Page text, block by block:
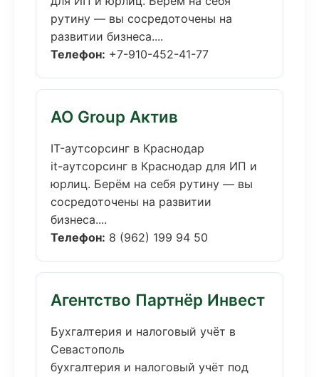
рутину — вы сосредоточены на
развитии бизнеса....
Телефон: +7-910-452-41-77
АО Group Актив
IT-аутсорсинг в Краснодар
it-аутсорсинг в Краснодар для ИП и
юрлиц. Берём на себя рутину — вы
сосредоточены на развитии
бизнеса....
Телефон: 8 (962) 199 94 50
Агентство Партнёр Инвест
Бухгалтерия и налоговый учёт в
Севастополь
бухгалтерия и налоговый учёт под